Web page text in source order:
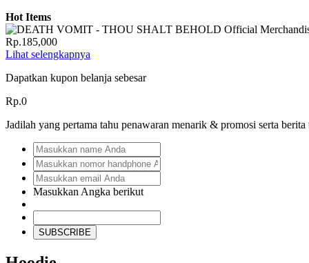
Hot Items
Rp.185,000
Lihat selengkapnya
Dapatkan kupon belanja sebesar
Rp.0
Jadilah yang pertama tahu penawaran menarik & promosi serta
Masukkan Angka berikut
SUBSCRIBE